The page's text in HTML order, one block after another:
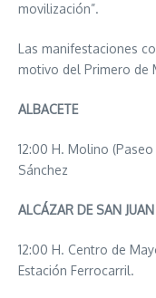
movilización”.
Las manifestaciones
motivo del Primero de
ALBACETE
12:00 H. Molino
Sánchez
ALCÁZAR DE SAN JUAN
12:00 H. Centro de
Estación Ferrocarril.